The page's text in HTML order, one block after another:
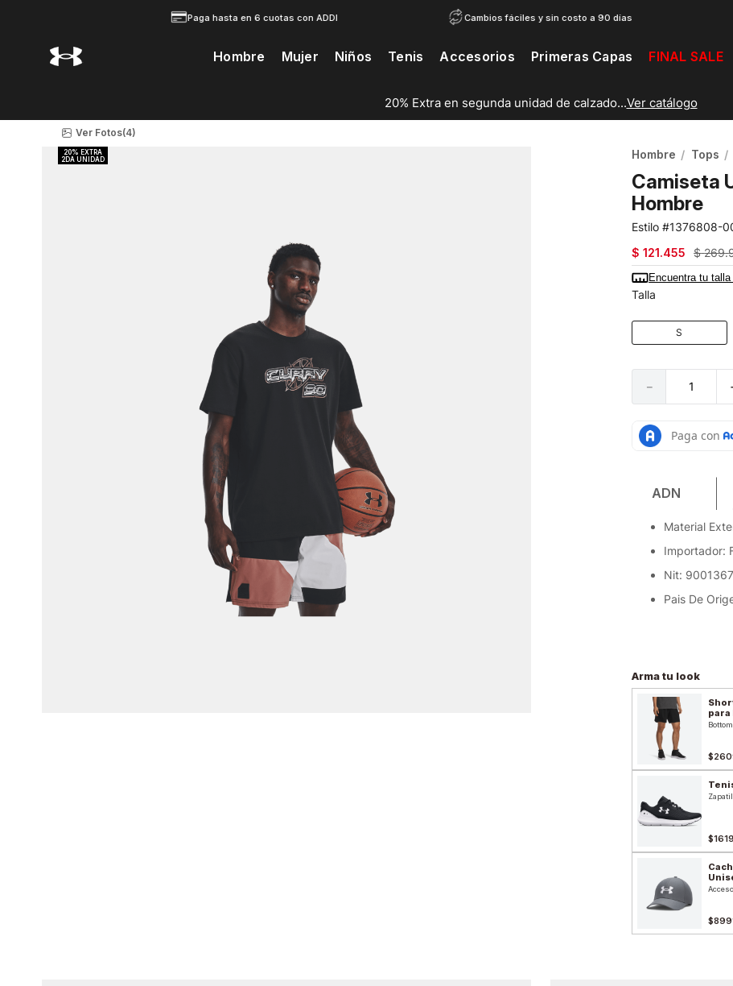
Paga hasta en 6 cuotas con ADDI Cambios fáciles y sin costo a 90 días
Hombre Mujer Niños Tenis Accesorios Primeras Capas FINAL SALE
20% Extra en segunda unidad de calzado...Ver catálogo
Ver Fotos(4)
Hombre Tops
Camiseta
Hombre
1376808-
$ 121.455 $ 269.
Encuentra tu
Talla
S
－
ADN
Material
Importador:
Nit:
Pais De
Arma tu look
para